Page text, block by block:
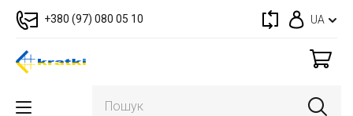
+380 (97) 080 05 10 UA